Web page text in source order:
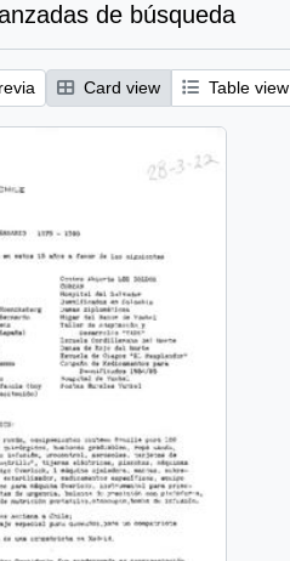
de búsqueda
Card view Table view